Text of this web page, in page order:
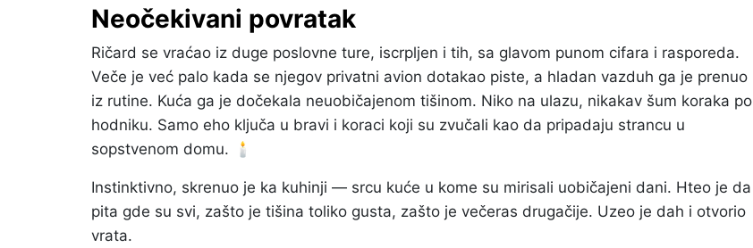
Neočekivani povratak
Ričard se vraćao iz duge poslovne ture, iscrpljen i tih, sa glavom punom cifara i rasporeda.
Veče je već palo kada se njegov privatni avion dotakao piste, a hladan vazduh ga je prenuo
iz rutine. Kuća ga je dočekala neuobičajenom tišinom. Niko na ulazu, nikakav šum koraka po
hodniku. Samo eho ključa u bravi i koraci koji su zvučali kao da pripadaju strancu u
sopstvenom domu. 🕯️
Instinktivno, skrenuo je ka kuhinji — srcu kuće u kome su mirisali uobičajeni dani. Hteo je da
pita gde su svi, zašto je tišina toliko gusta, zašto je večeras drugačije. Uzeo je dah i otvorio
vrata.